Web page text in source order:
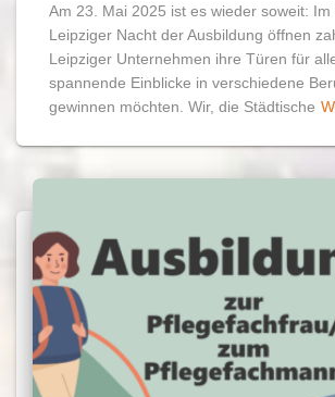
Am 23. Mai 2025 ist es wieder soweit: Im
Leipziger Nacht der Ausbildung öffnen
Leipziger Unternehmen ihre Türen für
spannende Einblicke in verschiedene
gewinnen möchten. Wir, die Städtische